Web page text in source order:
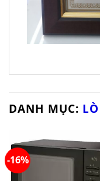
DANH MỤC:
-16%